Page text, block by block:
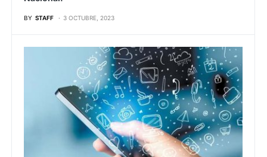
BY STAFF 3 OCTUBRE, 2023